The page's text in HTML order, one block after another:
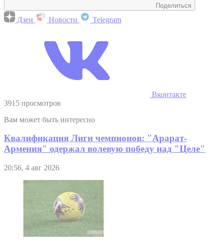
Поделиться
Дзен Новости Telegram
Вконтакте
3915 просмотров
Вам может быть интересно
Квалификация Лиги чемпионов: "Арарат-
Армения" одержал волевую победу над "Целе"
20:56, 4 авг 2026